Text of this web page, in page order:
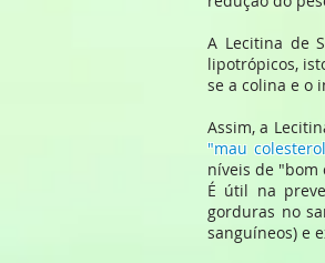
A Lecitina de
lipotrópicos,
se a colina e o
Assim, a
"mau
níveis de "bom
É útil na
gorduras no
sanguíneos) e